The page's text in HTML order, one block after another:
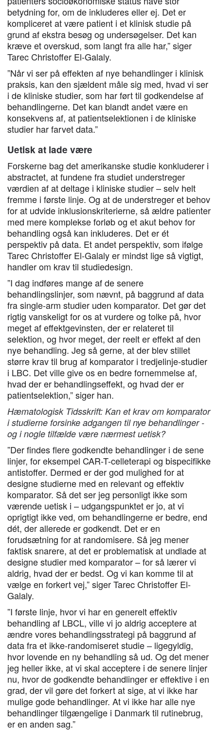
betydning for, om de inkluderes eller ej. Det er
kompliceret at være patient i et klinisk studie på
grund af ekstra besøg og undersøgelser. Det kan
kræve et overskud, som langt fra alle har,” siger
Tarec Christoffer El-Galaly.
”Når vi ser på effekten af nye behandlinger i klinisk
praksis, kan den sjældent måle sig med, hvad vi ser
i de kliniske studier, som har ført til godkendelse af
behandlingerne. Det kan blandt andet være en
konsekvens af, at patientselektionen i de kliniske
studier har farvet data.”
Uetisk at lade være
Forskerne bag det amerikanske studie konkluderer i
abstractet, at fundene fra studiet understreger
værdien af at deltage i kliniske studier – selv helt
fremme i første linje. Og at de understreger et behov
for at udvide inklusionskriterierne, så ældre patienter
med mere komplekse forløb og et akut behov for
behandling også kan inkluderes. Det er ét
perspektiv på data. Et andet perspektiv, som ifølge
Tarec Christoffer El-Galaly er mindst lige så vigtigt,
handler om krav til studiedesign.
”I dag indføres mange af de senere
behandlingslinjer, som nævnt, på baggrund af data
fra single-arm studier uden komparator. Det gør det
rigtig vanskeligt for os at vurdere og tolke på, hvor
meget af effektgevinsten, der er relateret til
selektion, og hvor meget, der reelt er effekt af den
nye behandling. Jeg så gerne, at der blev stillet
større krav til brug af komparator i tredjelinje-studier
i LBC. Det ville give os en bedre fornemmelse af,
hvad der er behandlingseffekt, og hvad der er
patientselektion,” siger han.
Hæmatologisk Tidsskrift: Kan et krav om komparator
i studierne forsinke adgangen til nye behandlinger -
og i nogle tilfælde være nærmest uetisk?
”Der findes flere godkendte behandlinger i de sene
linjer, for eksempel CAR-T-celleterapi og bispecifikke
antistoffer. Dermed er der god mulighed for at
designe studierne med en relevant og effektiv
komparator. Så det ser jeg personligt ikke som
værende uetisk i – udgangspunktet er jo, at vi
oprigtigt ikke ved, om behandlingerne er bedre, end
dét, der allerede er godkendt. Det er en
forudsætning for at randomisere. Så jeg mener
faktisk snarere, at det er problematisk at undlade at
designe studier med komparator – for så lærer vi
aldrig, hvad der er bedst. Og vi kan komme til at
vælge en forkert vej,” siger Tarec Christoffer El-
Galaly.
”I første linje, hvor vi har en generelt effektiv
behandling af LBCL, ville vi jo aldrig acceptere at
ændre vores behandlingsstrategi på baggrund af
data fra et ikke-randomiseret studie – ligegyldig,
hvor lovende en ny behandling så ud. Og det mener
jeg heller ikke, at vi skal acceptere i de senere linjer
nu, hvor de godkendte behandlinger er effektive i en
grad, der vil gøre det forkert at sige, at vi ikke har
mulige gode behandlinger. At vi ikke har alle nye
behandlinger tilgængelige i Danmark til rutinebrug,
er en anden sag.”